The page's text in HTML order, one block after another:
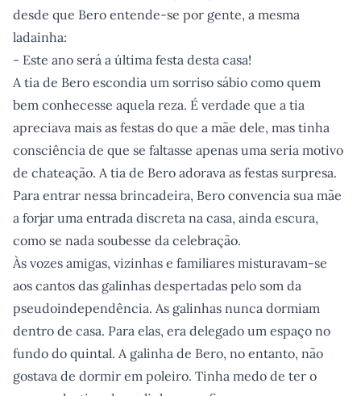
desde que Bero entende-se por gente, a mesma
ladainha:
- Este ano será a última festa desta casa!
A tia de Bero escondia um sorriso sábio como quem
bem conhecesse aquela reza. É verdade que a tia
apreciava mais as festas do que a mãe dele, mas tinha
consciência de que se faltasse apenas uma seria motivo
de chateação. A tia de Bero adorava as festas surpresa.
Para entrar nessa brincadeira, Bero convencia sua mãe
a forjar uma entrada discreta na casa, ainda escura,
como se nada soubesse da celebração.
Às vozes amigas, vizinhas e familiares misturavam-se
aos cantos das galinhas despertadas pelo som da
pseudoindependência. As galinhas nunca dormiam
dentro de casa. Para elas, era delegado um espaço no
fundo do quintal. A galinha de Bero, no entanto, não
gostava de dormir em poleiro. Tinha medo de ter o